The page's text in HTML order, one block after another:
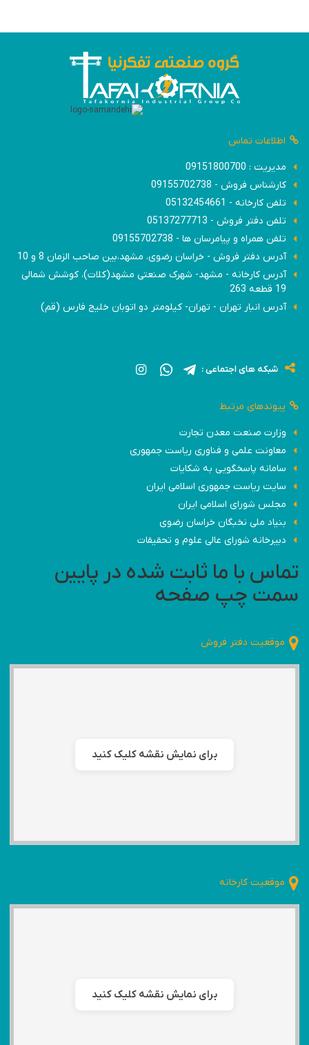
اطلاعات تماس
مدیریت : 09151800700
کارشناس فروش - 09155702738
تلفن کارخانه - 05132454661
تلفن دفتر فروش - 05137277713
تلفن همراه و پیامرسان ها - 09155702738
آدرس دفتر فروش - خراسان رضوی، مشهد،بین صاحب الزمان 8 و 10
آدرس کارخانه - مشهد- شهرک صنعتی مشهد(کلات)، کوشش شمالی
19 قطعه 263
آدرس انبار تهران - تهران- کیلومتر دو اتوبان خلیج فارس (قم)
شبکه های اجتماعی :
پیوندهای مرتبط
وزارت صنعت معدن تجارت
معاونت علمی و فناوری ریاست جمهوری
سامانه پاسخگویی به شکایات
سایت ریاست جمهوری اسلامی ایران
مجلس شورای اسلامی ایران
بنیاد ملی نخبگان خراسان رضوی
دبیرخانه شورای عالی علوم و تحقیقات
تماس با ما ثابت شده در پایین
سمت چپ صفحه
موقعیت دفتر فروش
برای نمایش نقشه کلیک کنید
موقعیت کارخانه
برای نمایش نقشه کلیک کنید